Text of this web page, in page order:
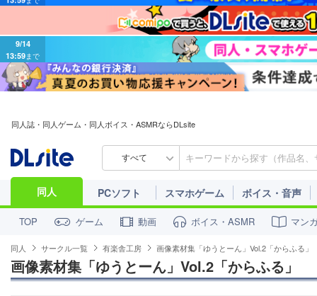
9/14
13:59まで
同人誌・同人ゲーム・同人ボイス・ASMRならDLsite
すべて
同人 PCソフト スマホゲーム ボイス・音声
TOP ゲーム 動画 ボイス・ASMR マン
同人 サークル一覧 有楽舎工房 画像素材集「ゆうとーん」Vol.2「からふる」
画像素材集「ゆうとーん」Vol.2「からふる」